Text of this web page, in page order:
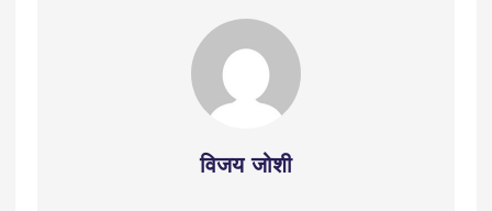
विजय जोशी